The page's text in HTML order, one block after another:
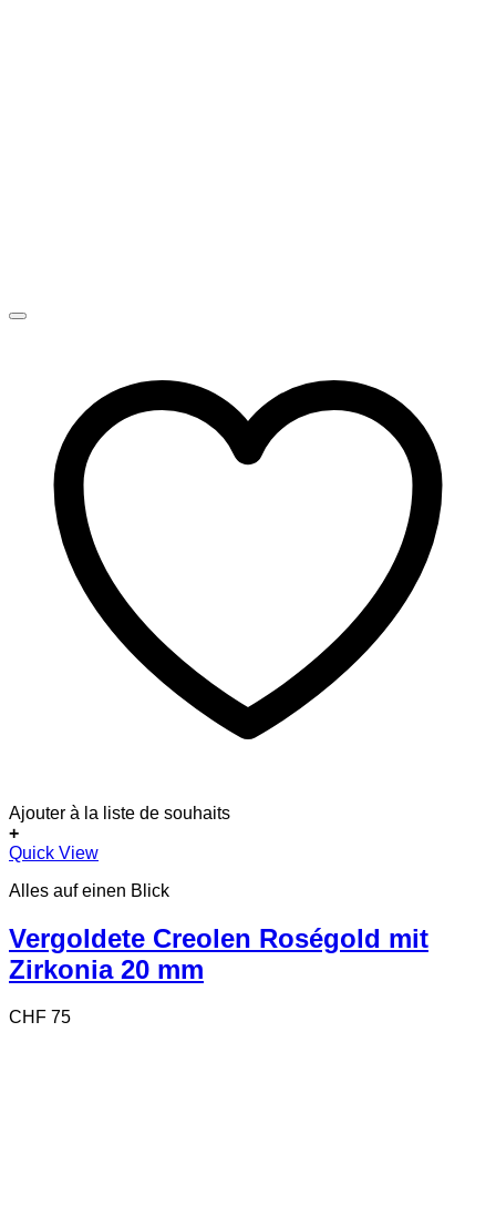
Ajouter à la liste de souhaits
+
Quick View
Alles auf einen Blick
Vergoldete Creolen Roségold mit
Zirkonia 20 mm
CHF 75